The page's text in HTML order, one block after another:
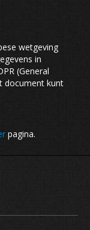
wetgeving
in
(General
document kunt
pagina.